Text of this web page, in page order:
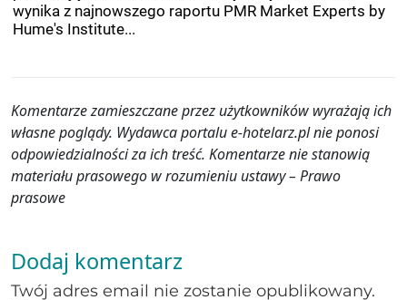
wynika z najnowszego raportu PMR Market Experts by
Hume's Institute...
Komentarze zamieszczane przez użytkowników wyrażają ich
własne poglądy. Wydawca portalu e-hotelarz.pl nie ponosi
odpowiedzialności za ich treść. Komentarze nie stanowią
materiału prasowego w rozumieniu ustawy – Prawo
prasowe
Dodaj komentarz
Twój adres email nie zostanie opublikowany.